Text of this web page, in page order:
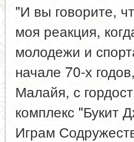
"И вы говорите,
моя реакция,
молодежи и
начале 70-х
Малайя, с
комплекс "Букит
Играм